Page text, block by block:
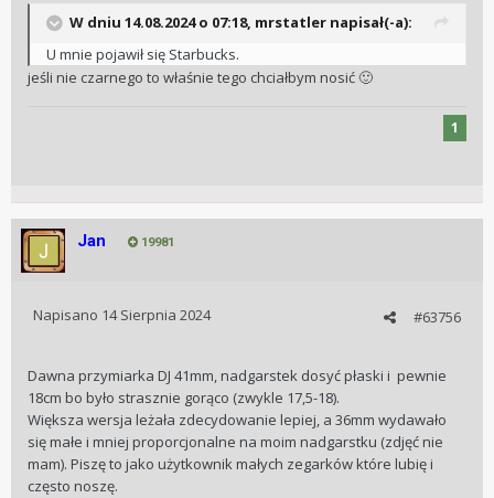
W dniu 14.08.2024 o 07:18, mrstatler napisał(-a):
U mnie pojawił się Starbucks.
jeśli nie czarnego to właśnie tego chciałbym nosić 🙂
1
Jan 19981
#63756
Napisano 14 Sierpnia 2024
Dawna przymiarka DJ 41mm, nadgarstek dosyć płaski i pewnie
18cm bo było strasznie gorąco (zwykle 17,5-18).
Większa wersja leżała zdecydowanie lepiej, a 36mm wydawało
się małe i mniej proporcjonalne na moim nadgarstku (zdjęć nie
mam). Piszę to jako użytkownik małych zegarków które lubię i
często noszę.